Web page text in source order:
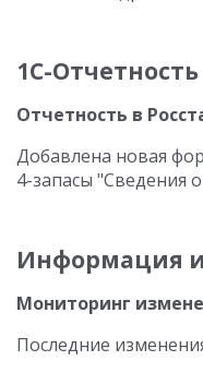
1С-Отчетность
Отчетность в
Добавлена новая
4-запасы "Сведения
Информация
Мониторинг
Последние